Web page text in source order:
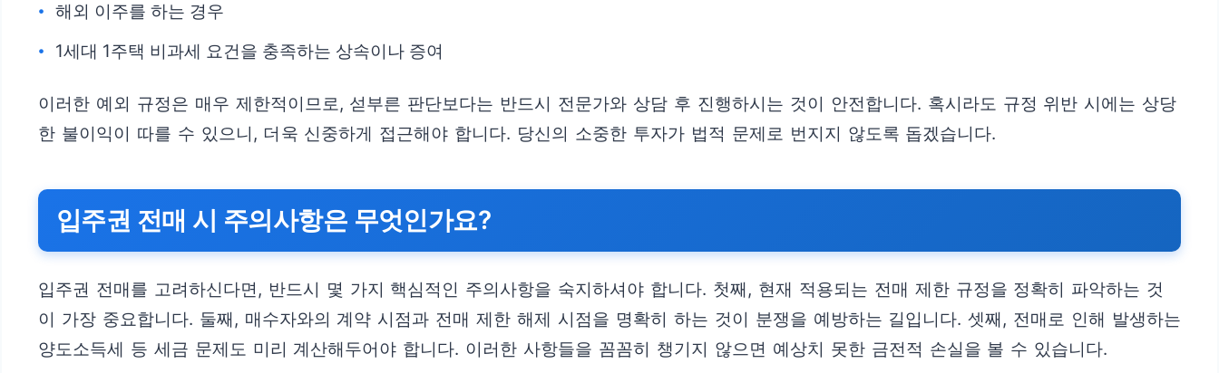
해외 이주를 하는 경우
1세대 1주택 비과세 요건을 충족하는 상속이나 증여
이러한 예외 규정은 매우 제한적이므로, 섣부른 판단보다는 반드시 전문가와 상담 후 진행하시는 것이 안전합니다. 혹시라도 규정 위반 시에는 상당
한 불이익이 따를 수 있으니, 더욱 신중하게 접근해야 합니다. 당신의 소중한 투자가 법적 문제로 번지지 않도록 돕겠습니다.
입주권 전매 시 주의사항은 무엇인가요?
입주권 전매를 고려하신다면, 반드시 몇 가지 핵심적인 주의사항을 숙지하셔야 합니다. 첫째, 현재 적용되는 전매 제한 규정을 정확히 파악하는 것
이 가장 중요합니다. 둘째, 매수자와의 계약 시점과 전매 제한 해제 시점을 명확히 하는 것이 분쟁을 예방하는 길입니다. 셋째, 전매로 인해 발생하는
양도소득세 등 세금 문제도 미리 계산해두어야 합니다. 이러한 사항들을 꼼꼼히 챙기지 않으면 예상치 못한 금전적 손실을 볼 수 있습니다.